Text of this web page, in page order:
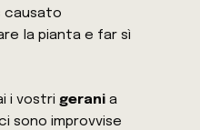
causato
la pianta e far sì
i vostri gerani a
sono improvvise